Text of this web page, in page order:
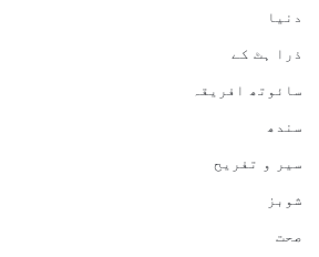
دنیا
ذرا ہٹ کے
سائوتھ افریقہ
سندھ
سیر و تفریح
شوبز
صحت